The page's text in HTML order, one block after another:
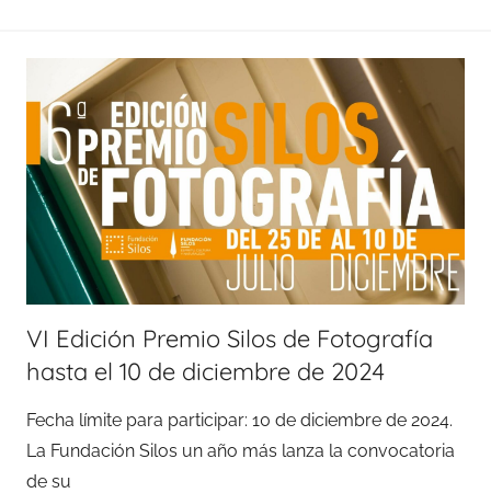
VI Edición Premio Silos de Fotografía
hasta el 10 de diciembre de 2024
Fecha límite para participar: 10 de diciembre de 2024.
La Fundación Silos un año más lanza la convocatoria
de su